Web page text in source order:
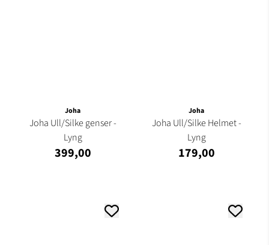
Joha
Joha Ull/Silke genser -
Lyng
399,00
Joha
Joha Ull/Silke Helmet -
Lyng
179,00